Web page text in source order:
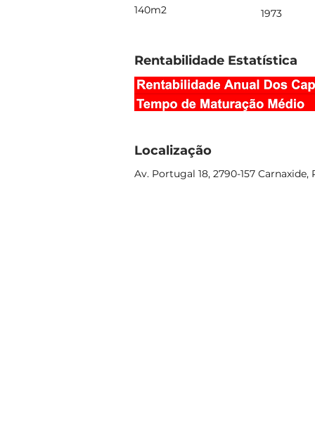
140m2
1973
Rentabilidade Estatística
Localização
Av. Portugal 18, 2790-157